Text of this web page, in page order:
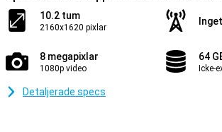
10.2 tum
2160x1620 pixlar
8 megapixlar
1080p video
64
Icke-
Detaljerade specs